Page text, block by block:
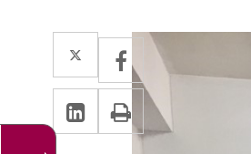
Twitter
Enlace
a
una
aplicación
Facebook
Enlace
a
una
aplicación
LinkedIn
Enlace
a
Imprimir
Descripción